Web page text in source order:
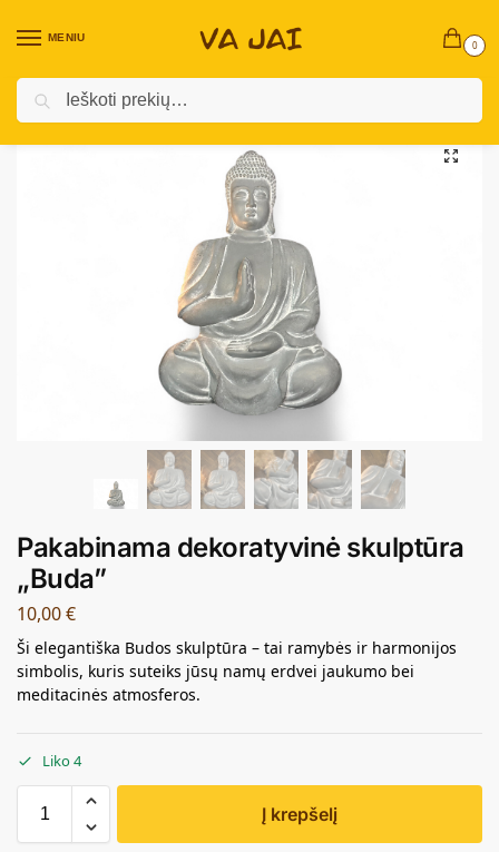
MENIU
0
Pradžia / Namų dekoras ir aksesuarai
Pakabinama dekoratyvinė skulptūra
„Buda”
10,00€
Ši elegantiška Budos skulptūra – tai ramybės ir harmonijos
simbolis, kuris suteiks jūsų namų erdvei jaukumo bei
meditacinės atmosferos.
Liko 4
Į krepšelį